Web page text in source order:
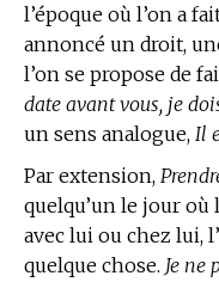
l’époque où l’on a
annoncé un droit,
l’on se propose de
date avant vous, je
un sens analogue, Il
Par extension,
quelqu’un le jour où
avec lui ou chez lui,
quelque chose. Je ne